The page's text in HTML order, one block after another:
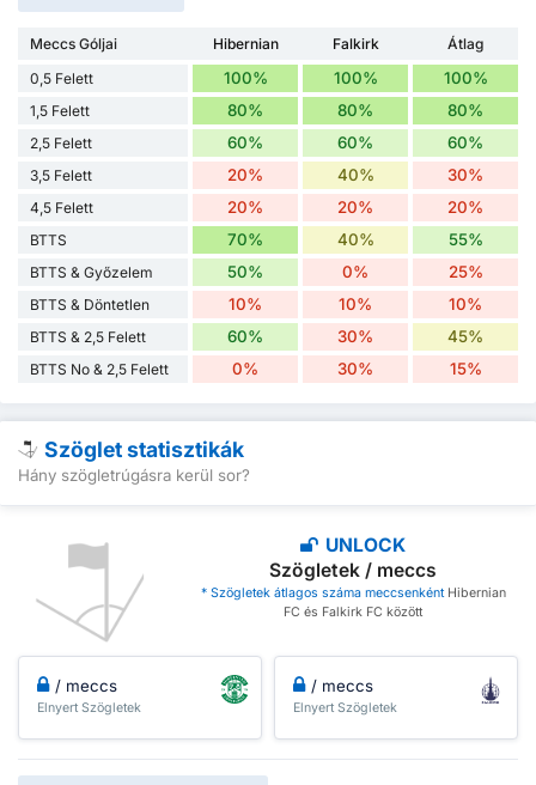
Meccs Góljai Hibernian Falkirk
Átlag
0,5 Felett
100% 100% 100%
1,5 Felett 80% 80% 80%
2,5 Felett 60% 60% 60%
3,5 Felett 20% 40% 30%
4,5 Felett 20% 20% 20%
BTTS 70% 40% 55%
BTTS & Győzelem 50% 0% 25%
BTTS & Döntetlen 10% 10% 10%
BTTS & 2,5 Felett 60% 30% 45%
BTTS No & 2,5 Felett 0% 30% 15%
Szöglet statisztikák
Hány szögletrúgásra kerül sor?
UNLOCK
Szögletek / meccs
* Szögletek átlagos száma meccsenkéntHibernian
FC és Falkirk FC között
/ meccs
Elnyert Szögletek
/ meccs
Elnyert Szögletek